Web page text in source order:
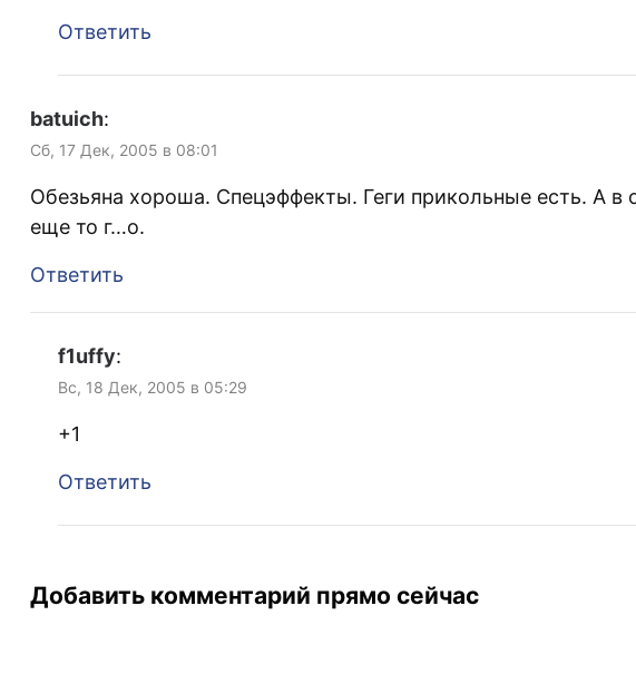
Ответить
batuich:
Сб, 17 Дек, 2005 в 08:01
Обезьяна хороша. Спецэффекты. Геги прикольные есть. А в
еще то г…о.
Ответить
f1uffy:
Вс, 18 Дек, 2005 в 05:29
+1
Ответить
Добавить комментарий прямо сейчас